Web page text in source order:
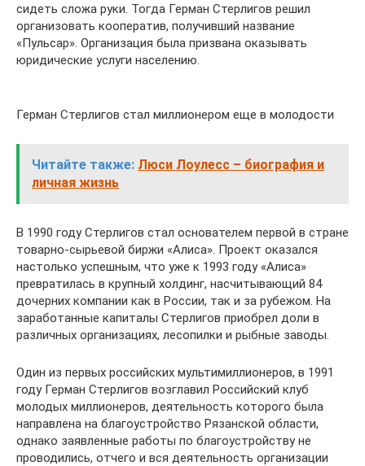
сидеть сложа руки. Тогда Герман Стерлигов решил
организовать кооператив, получивший название
«Пульсар». Организация была призвана оказывать
юридические услуги населению.
Герман Стерлигов стал миллионером еще в молодости
Читайте также: Люси Лоулесс – биография и
личная жизнь
В 1990 году Стерлигов стал основателем первой в стране
товарно-сырьевой биржи «Алиса». Проект оказался
настолько успешным, что уже к 1993 году «Алиса»
превратилась в крупный холдинг, насчитывающий 84
дочерних компании как в России, так и за рубежом. На
заработанные капиталы Стерлигов приобрел доли в
различных организациях, лесопилки и рыбные заводы.
Один из первых российских мультимиллионеров, в 1991
году Герман Стерлигов возглавил Российский клуб
молодых миллионеров, деятельность которого была
направлена на благоустройство Рязанской области,
однако заявленные работы по благоустройству не
проводились, отчего и вся деятельность организации